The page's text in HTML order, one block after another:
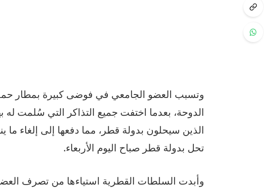
وتسبب العضو الجامعي في فوضى كبيرة بمطار
الدوحة، بعدما اختفت جميع التذاكر التي سُلمت
تحل بدولة قطر صباح اليوم الأربعاء.
وأبدت السلطات القطرية استياءها من تصرف